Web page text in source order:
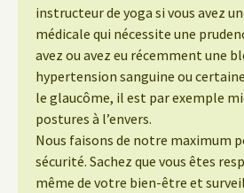
instructeur de yoga si vous avez
médicale qui nécessite une
avez ou avez eu récemment une
hypertension sanguine ou
le glaucôme, il est par exemple
postures à l’envers.
Nous faisons de notre maximum
sécurité. Sachez que vous êtes
même de votre bien-être et